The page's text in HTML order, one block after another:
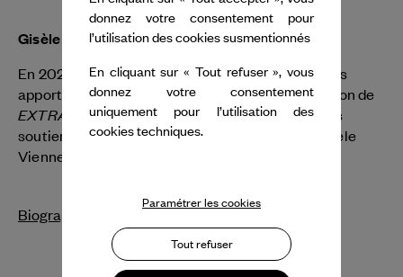
Gisèle Vienne
En 2026, Dance Reflections by Van Cleef & Arpels
apporte son soutien à la MC93 pour la présentation de
EXTRA LIFEde Gisèle Vienne. Dance Reflections
soutient également la prochaine création de Gisèle
Vienne en décembre 2026.
Biographie
donnez votre consentement pour
l’utilisation des cookies susmentionnés
En cliquant sur « Tout refuser », vous
donnez votre consentement
uniquement pour l’utilisation des
cookies techniques.
Paramétrer les cookies
Tout refuser